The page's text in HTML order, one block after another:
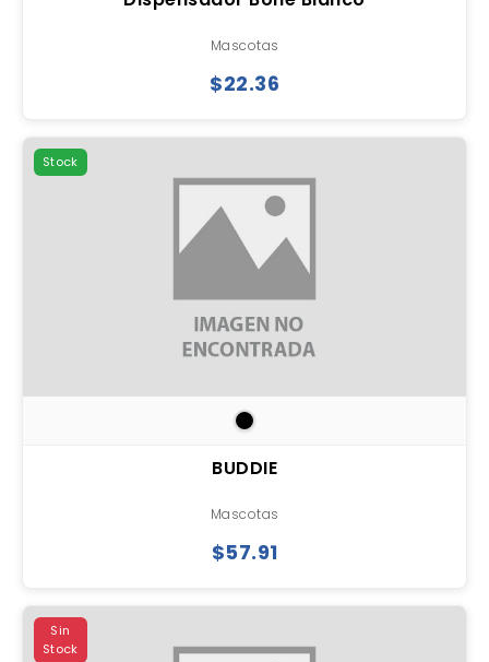
Mascotas
$22.36
Stock
BUDDIE
Mascotas
$57.91
Sin
Stock